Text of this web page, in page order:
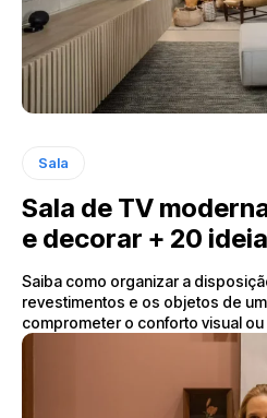
Sala
Sala de TV
e decorar + 20
Saiba como organizar a
revestimentos e os objetos de
comprometer o conforto visual ou